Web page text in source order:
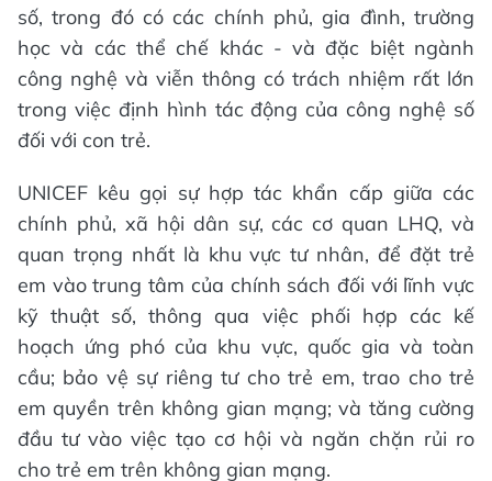
số, trong đó có các chính phủ, gia đình, trường
học và các thể chế khác - và đặc biệt ngành
công nghệ và viễn thông có trách nhiệm rất lớn
trong việc định hình tác động của công nghệ số
đối với con trẻ.
UNICEF kêu gọi sự hợp tác khẩn cấp giữa các
chính phủ, xã hội dân sự, các cơ quan LHQ, và
quan trọng nhất là khu vực tư nhân, để đặt trẻ
em vào trung tâm của chính sách đối với lĩnh vực
kỹ thuật số, thông qua việc phối hợp các kế
hoạch ứng phó của khu vực, quốc gia và toàn
cầu; bảo vệ sự riêng tư cho trẻ em, trao cho trẻ
em quyền trên không gian mạng; và tăng cường
đầu tư vào việc tạo cơ hội và ngăn chặn rủi ro
cho trẻ em trên không gian mạng.